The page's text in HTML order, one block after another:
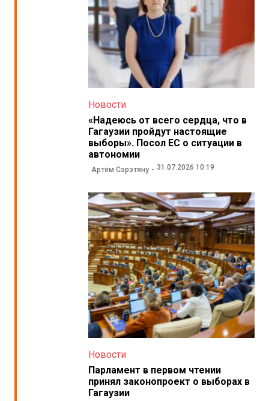
Новости
«Надеюсь от всего сердца, что в
Гагаузии пройдут настоящие
выборы». Посол ЕС о ситуации в
автономии
Артём Сэрэтяну 31.07.2026 10:19
Новости
Парламент в первом чтении
принял законопроект о выборах в
Гагаузии